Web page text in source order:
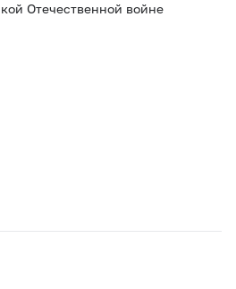
Отечественной войне